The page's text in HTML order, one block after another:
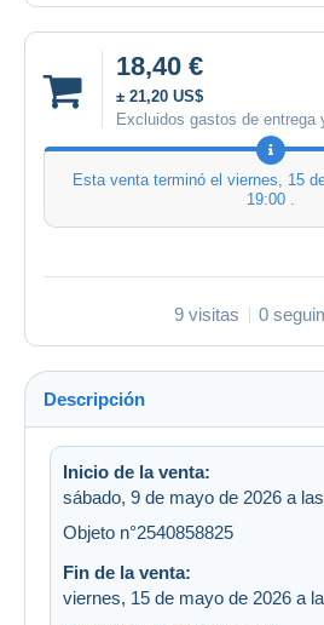
18,40 €
± 21,20 US$
Excluidos gastos de entrega
Esta venta terminó el viernes, 15
19:00 .
9 visitas 0
Descripción
Inicio de la venta:
sábado, 9 de mayo de 2026 a
Objeto n°2540858825
Fin de la venta:
viernes, 15 de mayo de 2026 a